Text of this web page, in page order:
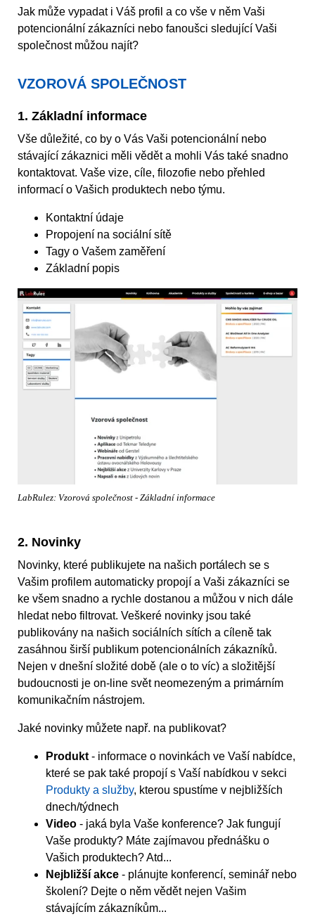
Jak může vypadat i Váš profil a co vše v něm Vaši
potencionální zákazníci nebo fanoušci sledující Vaši
společnost můžou najít?
VZOROVÁ SPOLEČNOST
1. Základní informace
Vše důležité, co by o Vás Vaši potencionální nebo
stávající zákaznici měli vědět a mohli Vás také snadno
kontaktovat. Vaše vize, cíle, filozofie nebo přehled
informací o Vašich produktech nebo týmu.
Kontaktní údaje
Propojení na sociální sítě
Tagy o Vašem zaměření
Základní popis
LabRulez: Vzorová společnost - Základní informace
2. Novinky
Novinky, které publikujete na našich portálech se s
Vašim profilem automaticky propojí a Vaši zákazníci se
ke všem snadno a rychle dostanou a můžou v nich dále
hledat nebo filtrovat. Veškeré novinky jsou také
publikovány na našich sociálních sítích a cíleně tak
zasáhnou širší publikum potencionálních zákazníků.
Nejen v dnešní složité době (ale o to víc) a složitější
budoucnosti je on-line svět neomezeným a primárním
komunikačním nástrojem.
Jaké novinky můžete např. na publikovat?
Produkt - informace o novinkách ve Vaší nabídce,
které se pak také propojí s Vaší nabídkou v sekci
Produkty a služby, kterou spustíme v nejbližších
dnech/týdnech
Video - jaká byla Vaše konference? Jak fungují
Vaše produkty? Máte zajímavou přednášku o
Vašich produktech? Atd...
Nejbližší akce - plánujte konferencí, seminář nebo
školení? Dejte o něm vědět nejen Vašim
stávajícím zákazníkům...